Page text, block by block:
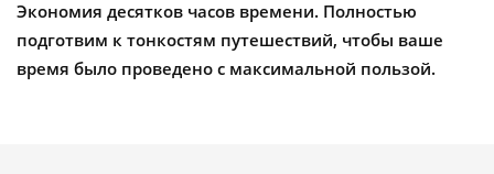
Экономия десятков часов времени. Полностью
подготвим к тонкостям путешествий, чтобы ваше
время было проведено с максимальной пользой.